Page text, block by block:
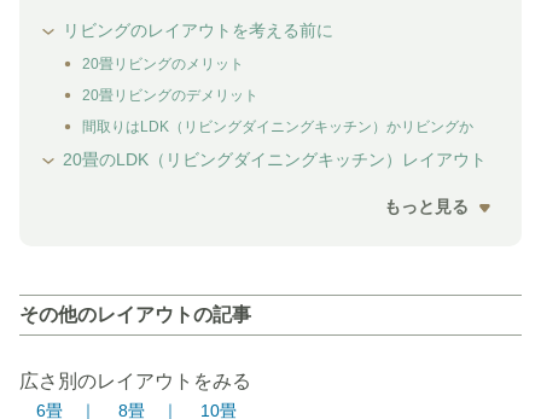
リビングのレイアウトを考える前に
20畳リビングのメリット
20畳リビングのデメリット
間取りはLDK（リビングダイニングキッチン）かリビングか
20畳のLDK（リビングダイニングキッチン）レイアウト
もっと見る
その他のレイアウトの記事
広さ別のレイアウトをみる
6畳 ｜ 8畳 ｜ 10畳